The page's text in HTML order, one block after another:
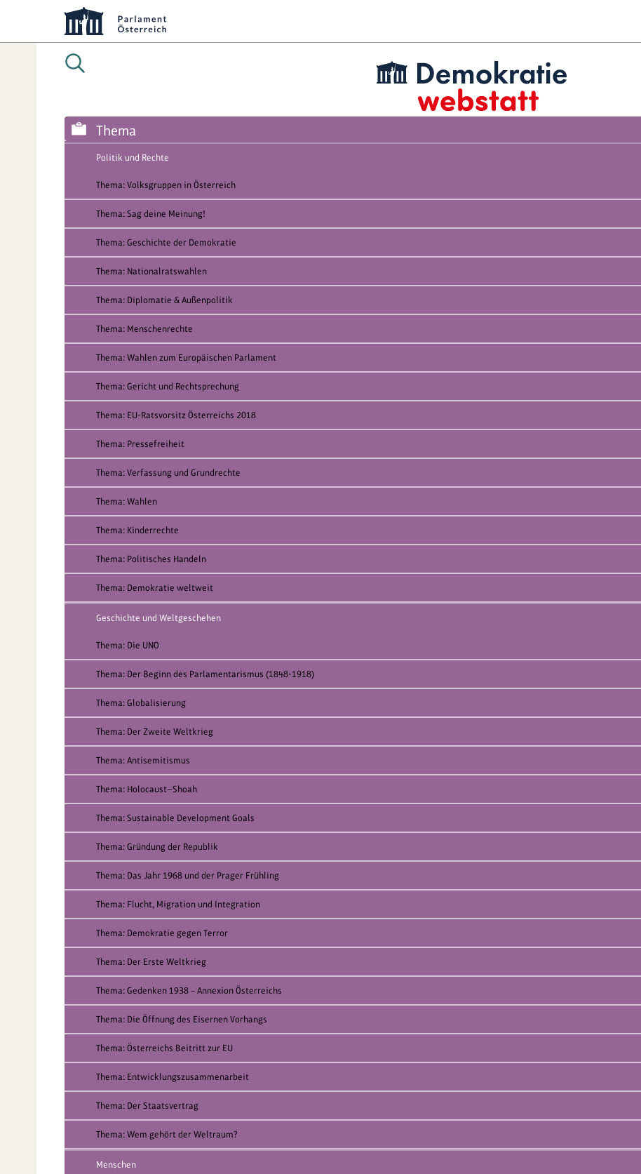
Thema
Politik und Rechte
Thema: Volksgruppen in Österreich
Thema: Sag deine Meinung!
Thema: Geschichte der Demokratie
Thema: Nationalratswahlen
Thema: Diplomatie & Außenpolitik
Thema: Menschenrechte
Thema: Wahlen zum Europäischen Parlament
Thema: Gericht und Rechtsprechung
Thema: EU-Ratsvorsitz Österreichs 2018
Thema: Pressefreiheit
Thema: Verfassung und Grundrechte
Thema: Wahlen
Thema: Kinderrechte
Thema: Politisches Handeln
Thema: Demokratie weltweit
Geschichte und Weltgeschehen
Thema: Die UNO
Thema: Der Beginn des Parlamentarismus (1848-1918)
Thema: Globalisierung
Thema: Der Zweite Weltkrieg
Thema: Antisemitismus
Thema: Holocaust—Shoah
Thema: Sustainable Development Goals
Thema: Gründung der Republik
Thema: Das Jahr 1968 und der Prager Frühling
Thema: Flucht, Migration und Integration
Thema: Demokratie gegen Terror
Thema: Der Erste Weltkrieg
Thema: Gedenken 1938 – Annexion Österreichs
Thema: Die Öffnung des Eisernen Vorhangs
Thema: Österreichs Beitritt zur EU
Thema: Entwicklungszusammenarbeit
Thema: Der Staatsvertrag
Thema: Wem gehört der Weltraum?
Menschen